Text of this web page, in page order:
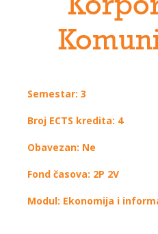
Semestar: 3
Broj ECTS kredita: 4
Obavezan: Ne
Fond časova: 2P 2V
Modul: Ekonomija i